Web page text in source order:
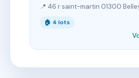
📍 46 r saint-martin 01300
🏠 4 lots